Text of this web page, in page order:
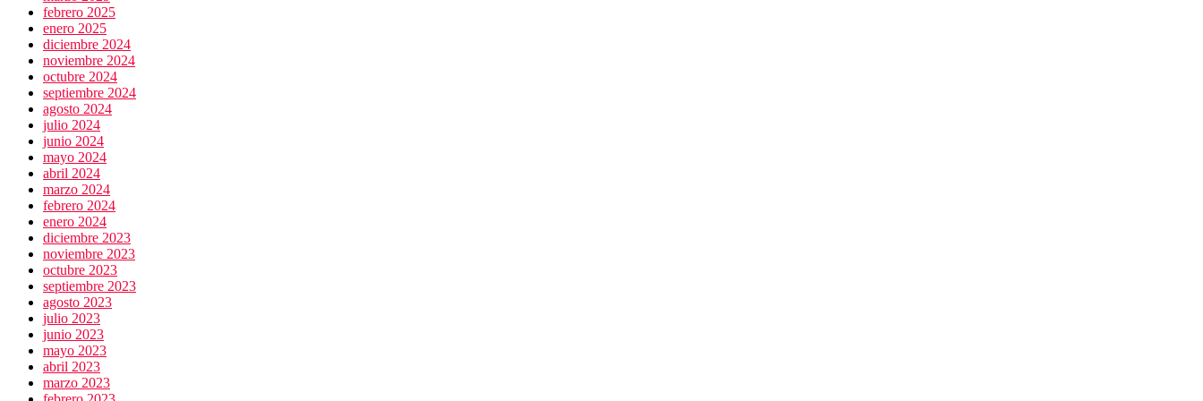
febrero 2025
enero 2025
diciembre 2024
noviembre 2024
octubre 2024
septiembre 2024
agosto 2024
julio 2024
junio 2024
mayo 2024
abril 2024
marzo 2024
febrero 2024
enero 2024
diciembre 2023
noviembre 2023
octubre 2023
septiembre 2023
agosto 2023
julio 2023
junio 2023
mayo 2023
abril 2023
marzo 2023